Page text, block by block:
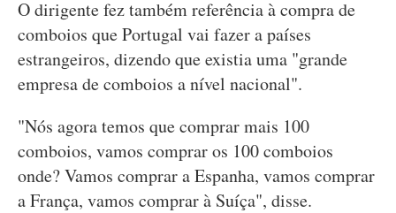
O dirigente fez também referência à compra de
comboios que Portugal vai fazer a países
estrangeiros, dizendo que existia uma "grande
empresa de comboios a nível nacional".
"Nós agora temos que comprar mais 100
comboios, vamos comprar os 100 comboios
onde? Vamos comprar a Espanha, vamos comprar
a França, vamos comprar à Suíça", disse.